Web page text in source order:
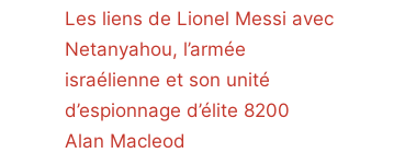
Les liens de Lionel Messi avec
Netanyahou, l’armée
israélienne et son unité
d’espionnage d’élite 8200
Alan Macleod